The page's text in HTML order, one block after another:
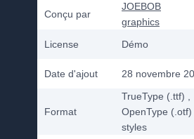
Conçu par
JOEBOB
graphics
License
Démo
Date d'ajout 28 novembre
Format
TrueType (.ttf)
OpenType (.otf)
styles